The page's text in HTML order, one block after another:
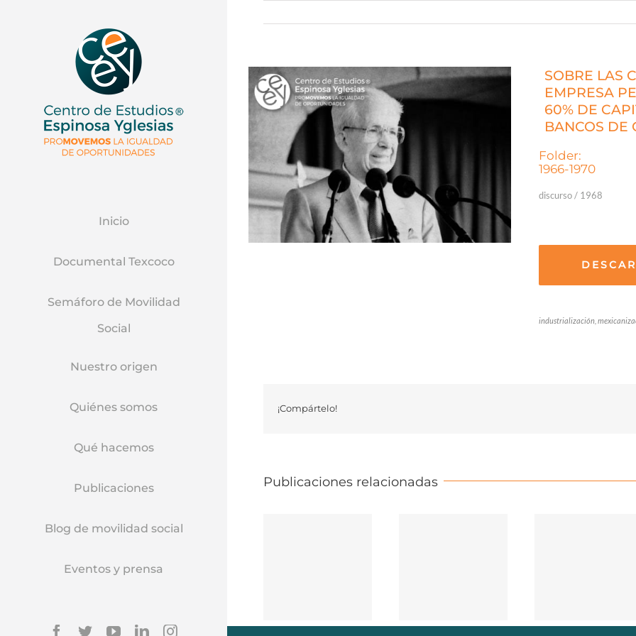
Inicio
Documental Texcoco
Semáforo de Movilidad
Social
Nuestro origen
Quiénes somos
Qué hacemos
Publicaciones
Blog de movilidad social
Eventos y prensa
Facebook
TwitterYouTubeLinkedinInstagram
SOBRE LAS
EMPRESA
60% DE
BANCOS DE
Folder:
1966-1970
discurso / 1968
industrialización,
¡Compártelo!
Publicaciones relacionadas